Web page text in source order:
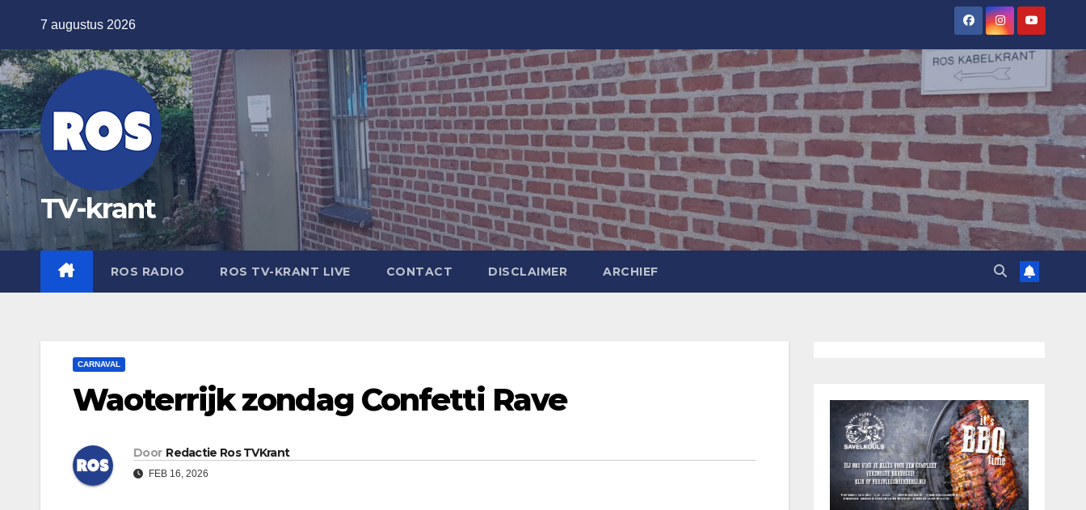
de
inhoud
7 augustus 2026
TV-krant
ROS RADIO ROS TV-KRANT LIVE CONTACT DISCLAIMER ARCHIEF
CARNAVAL
Waoterrijk zondag Confetti Rave
Door Redactie Ros TVKrant
FEB 16, 2026